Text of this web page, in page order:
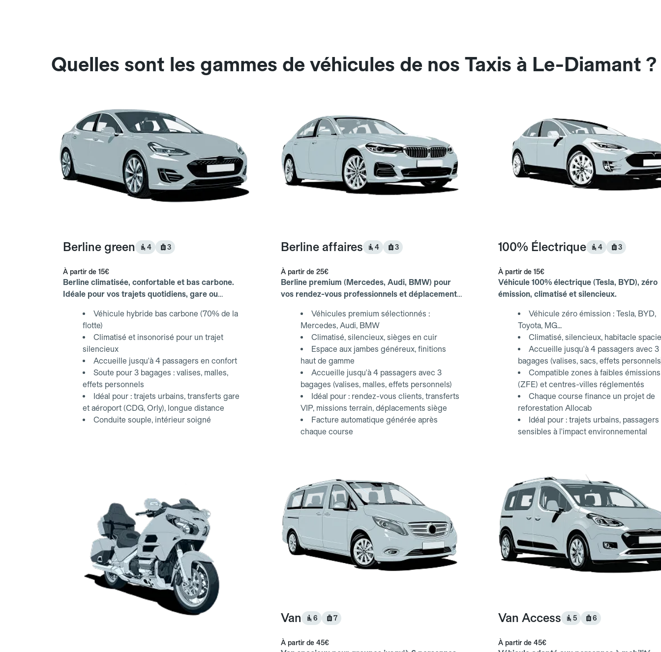
Quelles sont les gammes de véhicules de nos Taxis à Le-Diamant ?
Berline green 4 3
À partir de 15€
Berline climatisée, confortable et bas carbone.
Idéale pour vos trajets quotidiens, gare ou
Véhicule hybride bas carbone (70% de la
flotte)
Climatisé et insonorisé pour un trajet
silencieux
Accueille jusqu'à 4 passagers en confort
Soute pour 3 bagages : valises, malles,
effets personnels
Idéal pour : trajets urbains, transferts gare
et aéroport (CDG, Orly), longue distance
Conduite souple, intérieur soigné
Berline affaires 4 3
À partir de 25€
Berline premium (Mercedes, Audi, BMW) pour
vos rendez-vous professionnels et déplacements
Véhicules premium sélectionnés :
Mercedes, Audi, BMW
Climatisé, silencieux, sièges en cuir
Espace aux jambes généreux, finitions
haut de gamme
Accueille jusqu'à 4 passagers avec 3
bagages (valises, malles, effets personnels)
Idéal pour : rendez-vous clients, transferts
VIP, missions terrain, déplacements siège
Facture automatique générée après
chaque course
100% Électrique 4 3
À partir de 15€
Véhicule 100% électrique (Tesla, BYD), zéro
émission, climatisé et silencieux.
Véhicule zéro émission : Tesla, BYD,
Toyota, MG...
Climatisé, silencieux, habitacle
Accueille jusqu'à 4 passagers avec 3
bagages (valises, sacs, effets
Compatible zones à faibles émissions
(ZFE) et centres-villes réglementés
Chaque course finance un projet de
reforestation Allocab
Idéal pour : trajets urbains, passagers
sensibles à l'impact environnemental
Van 6 7
À partir de 45€
Van Access 5 6
À partir de 45€